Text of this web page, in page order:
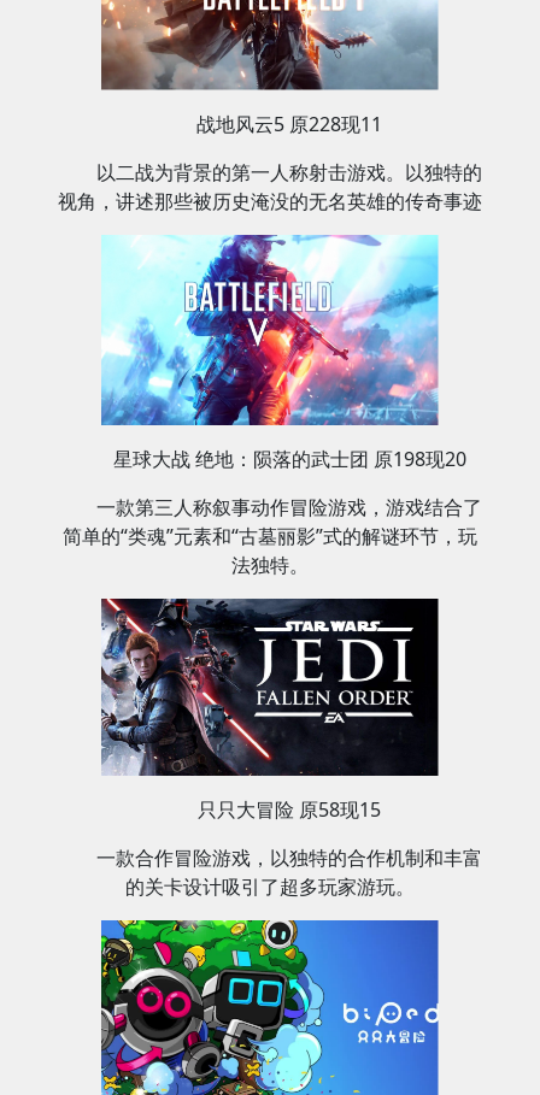
战地风云5 原228现11
以二战为背景的第一人称射击游戏。以独特的
视角，讲述那些被历史淹没的无名英雄的传奇事迹
星球大战 绝地：陨落的武士团 原198现20
一款第三人称叙事动作冒险游戏，游戏结合了
简单的“类魂”元素和“古墓丽影”式的解谜环节，玩
法独特。
只只大冒险 原58现15
一款合作冒险游戏，以独特的合作机制和丰富
的关卡设计吸引了超多玩家游玩。